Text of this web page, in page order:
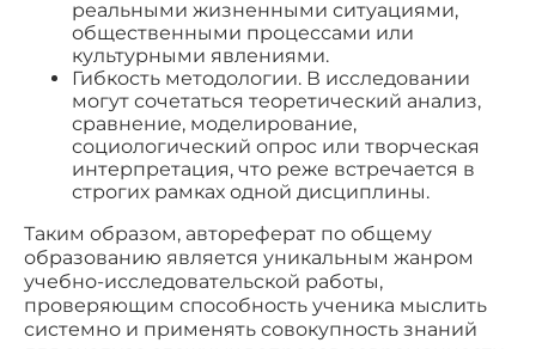
реальными жизненными ситуациями,
общественными процессами или
культурными явлениями.
Гибкость методологии. В исследовании
могут сочетаться теоретический анализ,
сравнение, моделирование,
социологический опрос или творческая
интерпретация, что реже встречается в
строгих рамках одной дисциплины.
Таким образом, автореферат по общему
образованию является уникальным жанром
учебно-исследовательской работы,
проверяющим способность ученика мыслить
системно и применять совокупность знаний